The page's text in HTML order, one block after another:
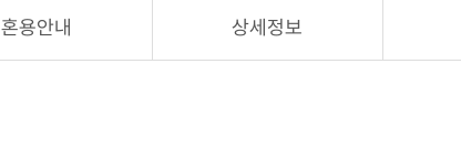
혼용안내 상세정보